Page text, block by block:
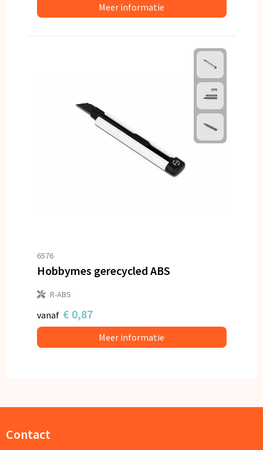
Meer informatie
6576
Hobbymes gerecycled ABS
R-ABS
vanaf € 0,87
Meer informatie
Contact